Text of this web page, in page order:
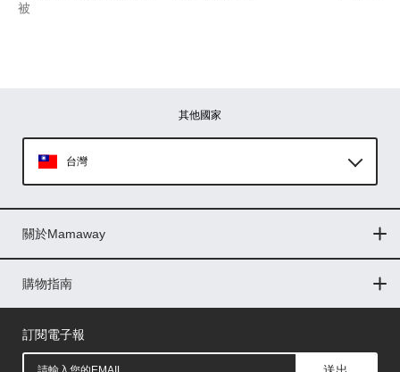
被
其他國家
台灣
印尼
菲律賓
馬來西亞
關於Mamaway
門市據點
最新消息
品牌故事
人力招募
媒體花絮
隱私權聲明
CSR企業社會責任
購物指南
購物常見問題
退換貨問題
儲值金使用條款
購買儲值金
發票問題
會員權益
線上留言
吸乳器-免費體驗
訂閱電子報